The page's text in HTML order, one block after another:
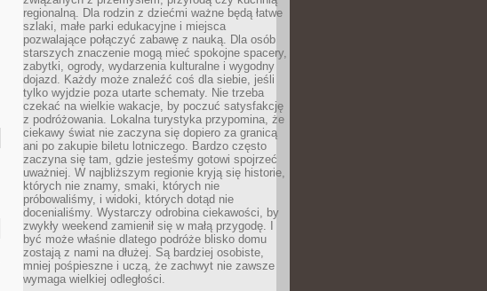
regionalną. Dla rodzin z dziećmi ważne będą łatwe
szlaki, małe parki edukacyjne i miejsca
pozwalające połączyć zabawę z nauką. Dla osób
starszych znaczenie mogą mieć spokojne spacery,
zabytki, ogrody, wydarzenia kulturalne i wygodny
dojazd. Każdy może znaleźć coś dla siebie, jeśli
tylko wyjdzie poza utarte schematy. Nie trzeba
czekać na wielkie wakacje, by poczuć satysfakcję
z podróżowania. Lokalna turystyka przypomina, że
ciekawy świat nie zaczyna się dopiero za granicą
ani po zakupie biletu lotniczego. Bardzo często
zaczyna się tam, gdzie jesteśmy gotowi spojrzeć
uważniej. W najbliższym regionie kryją się historie,
których nie znamy, smaki, których nie
próbowaliśmy, i widoki, których dotąd nie
docenialiśmy. Wystarczy odrobina ciekawości, by
zwykły weekend zamienił się w małą przygodę. I
być może właśnie dlatego podróże blisko domu
zostają z nami na dłużej. Są bardziej osobiste,
mniej pośpieszne i uczą, że zachwyt nie zawsze
wymaga wielkiej odległości.